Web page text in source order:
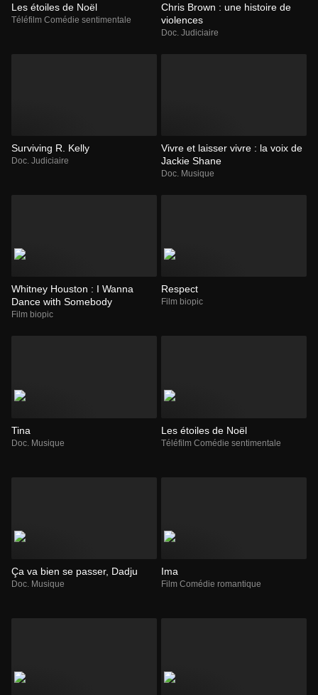
Les étoiles de Noël
Téléfilm Comédie sentimentale
Chris Brown : une histoire de
violences
Doc. Judiciaire
Surviving R. Kelly
Doc. Judiciaire
Vivre et laisser vivre : la voix de
Jackie Shane
Doc. Musique
Whitney Houston : I Wanna
Dance with Somebody
Film biopic
Respect
Film biopic
Tina
Doc. Musique
Les étoiles de Noël
Téléfilm Comédie sentimentale
Ça va bien se passer, Dadju
Doc. Musique
Ima
Film Comédie romantique